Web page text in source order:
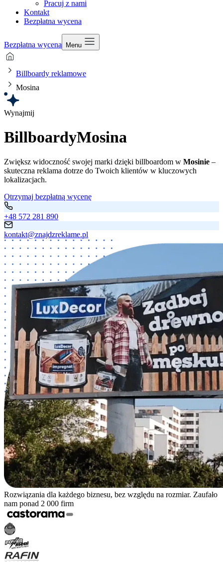
Pracuj z nami
Kontakt
Bezpłatna wycena
Bezpłatna wycena Menu
Billboardy reklamowe
Mosina
Wynajmij
BillboardyMosina
Zwiększ widoczność swojej marki dzięki billboardom w Mosinie –
skuteczna reklama dotrze do Twoich klientów w kluczowych
lokalizacjach.
Otrzymaj bezpłatną wycenę
+48 572 281 890
kontakt@znajdzreklame.pl
Rozwiązania dla każdego biznesu, bez względu na rozmiar. Zaufało
nam ponad 2 000 firm